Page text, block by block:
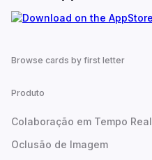
Browse cards by first letter
Produto
Colaboração em Tempo Real
Oclusão de Imagem